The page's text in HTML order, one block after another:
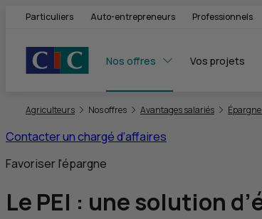
Particuliers Auto-entrepreneurs Professionnels
Nos offres Vos projets
Agriculteurs Nos offres Avantages salariés
Contacter un chargé d’affaires
Favoriser l'épargne
Le PEI : une solution